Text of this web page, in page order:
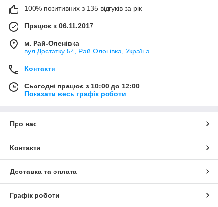
100% позитивних з 135 відгуків за рік
Працює з 06.11.2017
м. Рай-Оленівка
вул.Достатку 54, Рай-Оленівка, Україна
Контакти
Сьогодні працює з 10:00 до 12:00
Показати весь графік роботи
Про нас
Контакти
Доставка та оплата
Графік роботи